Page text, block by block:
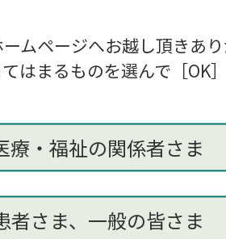
ムページへお越し頂きあ
はまるものを選んで［OK
療・福祉の関係者さま
者さま、一般の皆さま
（株式会社
）
view/37th-jarr/
ョン研究会